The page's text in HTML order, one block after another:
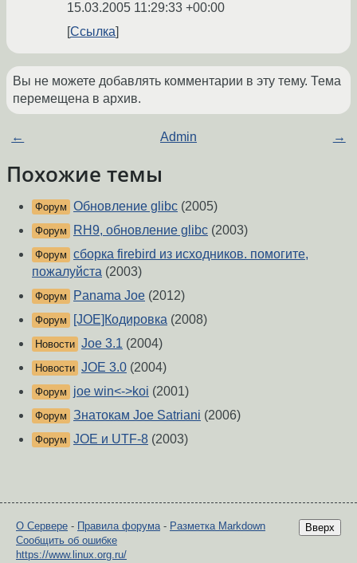
15.03.2005 11:29:33 +00:00
Ссылка
Вы не можете добавлять комментарии в эту тему. Тема
перемещена в архив.
← Admin →
Похожие темы
Форум Обновление glibc (2005)
Форум RH9, обновление glibc (2003)
Форум сборка firebird из исходников. помогите,
пожалуйста (2003)
Форум Panama Joe (2012)
Форум [JOE]Кодировка (2008)
Новости Joe 3.1 (2004)
Новости JOE 3.0 (2004)
Форум joe win<->koi (2001)
Форум Знатокам Joe Satriani (2006)
Форум JOE и UTF-8 (2003)
Вверх
О Сервере - Правила форума- Разметка Markdown
Сообщить об ошибке
https://www.linux.org.ru/